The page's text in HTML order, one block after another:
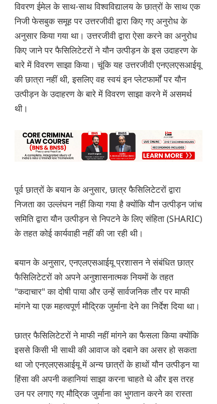
विवरण ईमेल के साथ-साथ विश्वविद्यालय के छात्रों के साथ एक
निजी फेसबुक समूह पर उत्तरजीवी द्वारा किए गए अनुरोध के
अनुसार किया गया था। उत्तरजीवी द्वारा ऐसा करने का अनुरोध
किए जाने पर फैसिलिटेटरों ने यौन उत्पीड़न के इस उदाहरण के
बारे में विवरण साझा किया। चूंकि यह उत्तरजीवी एनएलएसआईयू
की छात्रा नहीं थी, इसलिए वह स्वयं इन प्लेटफार्मों पर यौन
उत्पीड़न के उदाहरण के बारे में विवरण साझा करने में असमर्थ
थी।
पूर्व छात्रों के बयान के अनुसार, छात्र फैसिलिटेटरों द्वारा
निजता का उल्लंघन नहीं किया गया है क्योंकि यौन उत्पीड़न जांच
समिति द्वारा यौन उत्पीड़न से निपटने के लिए संहिता (SHARIC)
के तहत कोई कार्यवाही नहीं की जा रही थी।
बयान के अनुसार, एनएलएसआईयू प्रशासन ने संबंधित छात्र
फैसिलिटेटरों को अपने अनुशासनात्मक नियमों के तहत
"कदाचार" का दोषी पाया और उन्हें सार्वजनिक तौर पर माफी
मांगने या एक महत्वपूर्ण मौद्रिक जुर्माना देने का निर्देश दिया था।
छात्र फैसिलिटेटरों ने माफी नहीं मांगने का फैसला किया क्योंकि
इससे किसी भी साथी की आवाज को दबाने का असर हो सकता
था जो एनएलएसआईयू में अन्य छात्रों के हाथों यौन उत्पीड़न या
हिंसा की अपनी कहानियां साझा करना चाहते थे और इस तरह
उन पर लगाए गए मौद्रिक जुर्माना का भुगतान करने का रास्ता